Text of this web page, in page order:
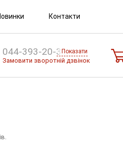
Контакти
044-393-20-36Показати
Замовити зворотній дзвінок